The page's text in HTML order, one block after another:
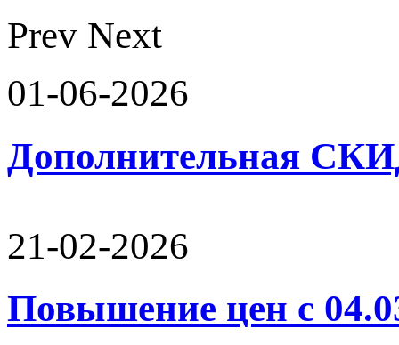
Prev Next
01-06-2026
Дополнительная
21-02-2026
Повышение цен с